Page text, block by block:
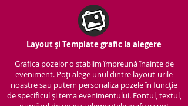
Layout și Template grafic la alegere
Grafica pozelor o stablim împreună înainte de
eveniment. Poți alege unul dintre layout-urile
noastre sau putem personaliza pozele în funcție
de specificul și tema evenimentului. Fontul, textul,